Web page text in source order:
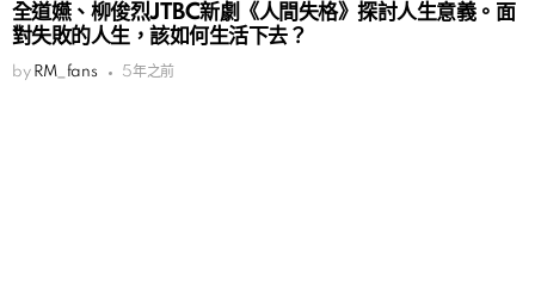
全道嬿、柳俊烈JTBC新劇《人間失格》探討人生意義。面
對失敗的人生，該如何生活下去？
by RM_fans 5年之前